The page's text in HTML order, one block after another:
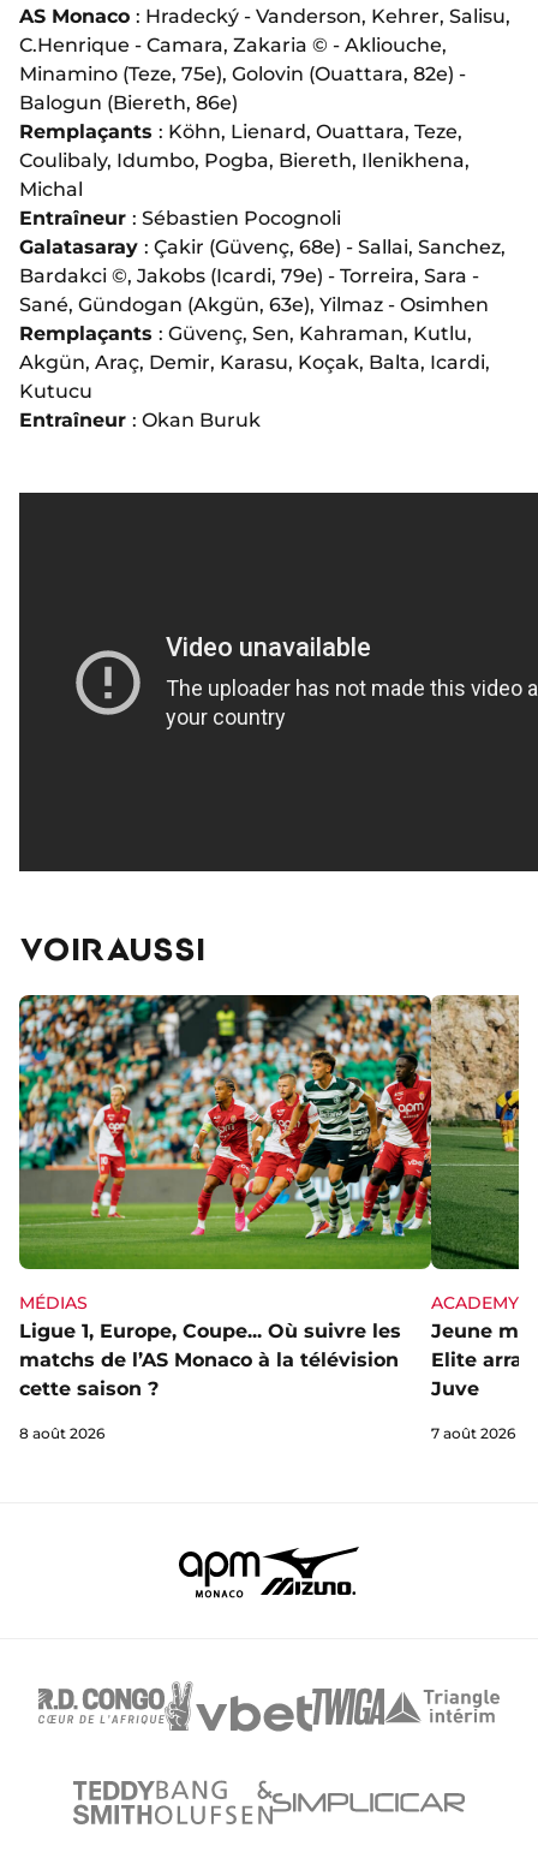
AS Monaco : Hradecký - Vanderson, Kehrer, Salisu,
C.Henrique - Camara, Zakaria © - Akliouche,
Minamino (Teze, 75e), Golovin (Ouattara, 82e) -
Balogun (Biereth, 86e)
Remplaçants : Köhn, Lienard, Ouattara, Teze,
Coulibaly, Idumbo, Pogba, Biereth, Ilenikhena,
Michal
Entraîneur : Sébastien Pocognoli
Galatasaray : Çakir (Güvenç, 68e) - Sallai, Sanchez,
Bardakci ©, Jakobs (Icardi, 79e) - Torreira, Sara -
Sané, Gündogan (Akgün, 63e), Yilmaz - Osimhen
Remplaçants : Güvenç, Sen, Kahraman, Kutlu,
Akgün, Araç, Demir, Karasu, Koçak, Balta, Icardi,
Kutucu
Entraîneur : Okan Buruk
VOIR AUSSI
MÉDIAS
Ligue 1, Europe, Coupe... Où suivre les
matchs de l’AS Monaco à la télévision
cette saison ?
8 août 2026
ACADEMY
Jeune
Elite
Juve
7 août 2026